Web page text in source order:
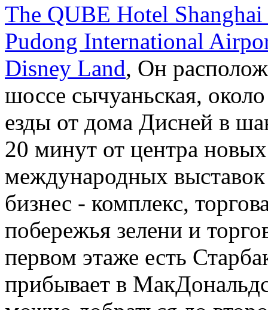
The QUBE Hotel
Pudong International
Disney Land, Он
шоссе сычуаньская,
езды от дома Дисней в
20 минут от центра новых
международных
бизнес - комплекс,
побережья зелени и
первом этаже есть
прибывает в